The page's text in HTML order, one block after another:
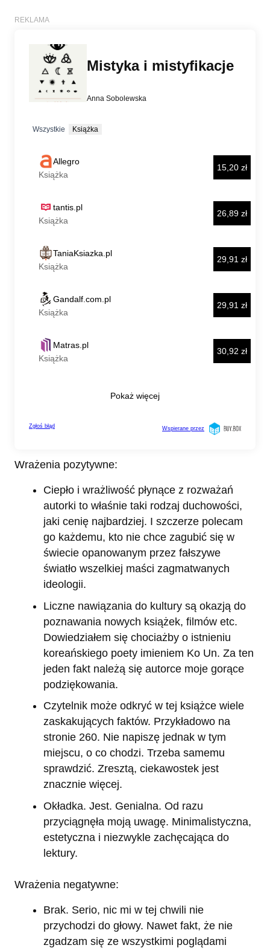
Wrażenia pozytywne:
Ciepło i wrażliwość płynące z rozważań
autorki to właśnie taki rodzaj duchowości,
jaki cenię najbardziej. I szczerze polecam
go każdemu, kto nie chce zagubić się w
świecie opanowanym przez fałszywe
światło wszelkiej maści zagmatwanych
ideologii.
Liczne nawiązania do kultury są okazją do
poznawania nowych książek, filmów etc.
Dowiedziałem się chociażby o istnieniu
koreańskiego poety imieniem Ko Un. Za ten
jeden fakt należą się autorce moje gorące
podziękowania.
Czytelnik może odkryć w tej książce wiele
zaskakujących faktów. Przykładowo na
stronie 260. Nie napiszę jednak w tym
miejscu, o co chodzi. Trzeba samemu
sprawdzić. Zresztą, ciekawostek jest
znacznie więcej.
Okładka. Jest. Genialna. Od razu
przyciągnęła moją uwagę. Minimalistyczna,
estetyczna i niezwykle zachęcająca do
lektury.
Wrażenia negatywne:
Brak. Serio, nic mi w tej chwili nie
przychodzi do głowy. Nawet fakt, że nie
zgadzam się ze wszystkimi poglądami